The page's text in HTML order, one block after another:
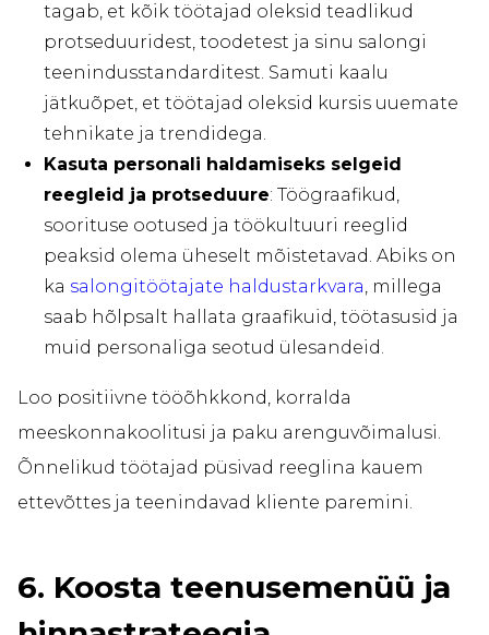
tagab, et kõik töötajad oleksid teadlikud
protseduuridest, toodetest ja sinu salongi
teenindusstandarditest. Samuti kaalu
jätkuõpet, et töötajad oleksid kursis uuemate
tehnikate ja trendidega.
Kasuta personali haldamiseks selgeid
reegleid ja protseduure: Töögraafikud,
soorituse ootused ja töökultuuri reeglid
peaksid olema üheselt mõistetavad. Abiks on
ka salongitöötajate haldustarkvara, millega
saab hõlpsalt hallata graafikuid, töötasusid ja
muid personaliga seotud ülesandeid.
Loo positiivne tööõhkkond, korralda
meeskonnakoolitusi ja paku arenguvõimalusi.
Õnnelikud töötajad püsivad reeglina kauem
ettevõttes ja teenindavad kliente paremini.
6. Koosta teenusemenüü ja